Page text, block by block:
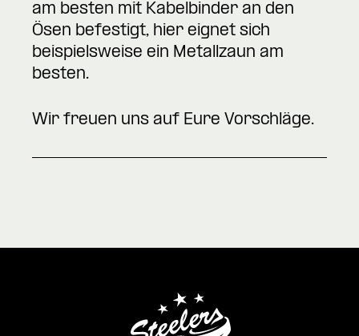
am besten mit Kabelbinder an den
Ösen befestigt, hier eignet sich
beispielsweise ein Metallzaun am
besten.
Wir freuen uns auf Eure Vorschläge.